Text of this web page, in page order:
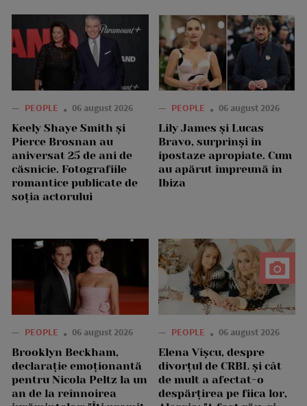
— PEOPLE 06 august 2026
Keely Shaye Smith și
Pierce Brosnan au
aniversat 25 de ani de
căsnicie. Fotografiile
romantice publicate de
soția actorului
— PEOPLE 06 august 2026
Lily James și Lucas
Bravo, surprinși în
ipostaze apropiate. Cum
au apărut împreună în
Ibiza
— PEOPLE 06 august 2026
Brooklyn Beckham,
declarație emoționantă
pentru Nicola Peltz la un
an de la reînnoirea
— PEOPLE 06 august 2026
Elena Vîșcu, despre
divorțul de CRBL și cât
de mult a afectat-o
despărțirea pe fiica lor,